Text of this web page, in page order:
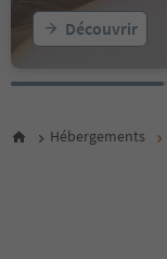
Découvrir
Hébergements